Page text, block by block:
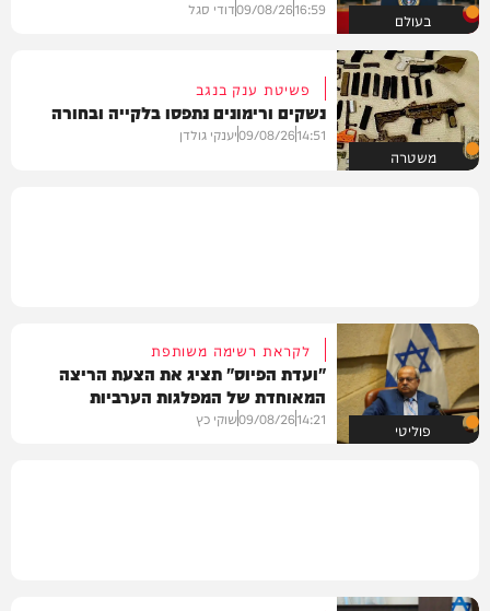
בעולם 16:59
09/08/26דודי סגל
משטרה
פשיטת ענק בנגב
נשקים ורימונים נתפסו בלקייה ובחורה
14:51
09/08/26יענקי גולדן
פוליטי
לקראת רשימה משותפת
"ועדת הפיוס" תציג את הצעת הריצה
המאוחדת של המפלגות הערביות
14:21
09/08/26שוקי כץ